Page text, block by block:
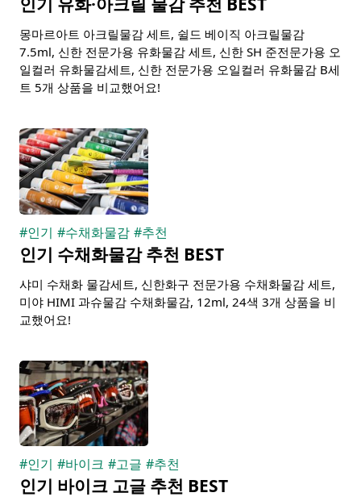
몽마르아트 아크릴물감 세트, 쉴드 베이직 아크릴물감
7.5ml, 신한 전문가용 유화물감 세트, 신한 SH 준전문가용 오
일컬러 유화물감세트, 신한 전문가용 오일컬러 유화물감 B세
트 5개 상품을 비교했어요!
#인기 #수채화물감 #추천
인기 수채화물감 추천 BEST
샤미 수채화 물감세트, 신한화구 전문가용 수채화물감 세트,
미야 HIMI 과슈물감 수채화물감, 12ml, 24색 3개 상품을 비
교했어요!
#인기 #바이크 #고글 #추천
인기 바이크 고글 추천 BEST